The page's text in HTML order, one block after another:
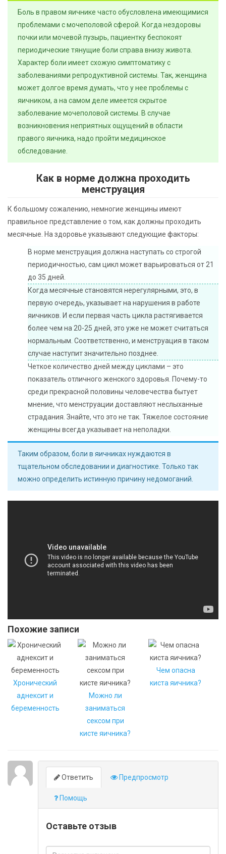
Боль в правом яичнике часто обусловлена имеющимися
проблемами с мочеполовой сферой. Когда нездоровы
почки или мочевой пузырь, пациентку беспокоят
периодические тянущие боли справа внизу живота.
Характер боли имеет схожую симптоматику с
заболеваниями репродуктивной системы. Так, женщина
может долгое время думать, что у нее проблемы с
яичником, а на самом деле имеется скрытое
заболевание мочеполовой системы. В случае
возникновения неприятных ощущений в области
правого яичника, надо пройти медицинское
обследование.
Как в норме должна проходить
менструация
К большому сожалению, немногие женщины имеют
правильное представление о том, как должны проходить
месячные. На здоровье указывают следующие факторы:
В норме менструация должна наступать со строгой
периодичностью, сам цикл может варьироваться от 21
до 35 дней.
Когда месячные становятся нерегулярными, это, в
первую очередь, указывает на нарушения в работе
яичников. И если первая часть цикла растягивается
более чем на 20-25 дней, это уже не может считаться
нормальным. Соответственно, и менструация в таком
случае наступит значительно позднее.
Четкое количество дней между циклами – это
показатель отличного женского здоровья. Почему-то
среди прекрасной половины человечества бытует
мнение, что менструации доставляют неслыханные
страдания. Знайте, что это не так. Тяжелое состояние
женщины всегда указывает на неполадки.
Таким образом, боли в яичниках нуждаются в
тщательном обследовании и диагностике. Только так
можно определить истинную причину недомоганий.
Похожие записи
Хронический
аднексит и
беременность
Можно ли
заниматься
сексом при
кисте яичника?
Чем опасна
киста яичника?
Ответить Предпросмотр
Помощь
Оставьте отзыв